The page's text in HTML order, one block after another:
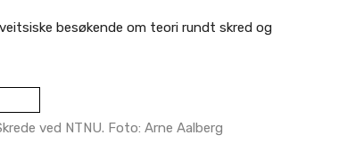
besøkende om teori rundt skred og
ved NTNU. Foto: Arne Aalberg